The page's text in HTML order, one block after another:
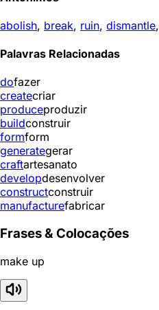
abolish, break, ruin, dismantle,
Palavras Relacionadas
dofazer
createcriar
produceproduzir
buildconstruir
formform
generategerar
craftartesanato
developdesenvolver
constructconstruir
manufacturefabricar
Frases & Colocações
make up